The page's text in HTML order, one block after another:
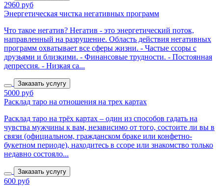
2960 руб
Энергетическая чистка негативных программ
Что такое негатив? Негатив - это энергетический поток,
направленный на разрушение. Область действия негативных
программ охватывает все сферы жизни. - Частые ссоры с
друзьями и близкими. - Финансовые трудности. - Постоянная
депрессия. - Низкая са...
Заказать услугу
5000 руб
Расклад таро на отношения на трех картах
Расклад таро на трёх картах – один из способов гадать на
чувства мужчины к вам, независимо от того, состоите ли вы в
связи (официальном, гражданском браке или конфетно-
букетном периоде), находитесь в ссоре или знакомство только
недавно состояло...
Заказать услугу
600 руб